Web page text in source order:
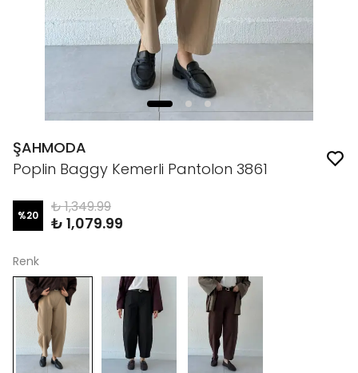
ŞAHMODA
Poplin Baggy Kemerli Pantolon 3861
%20 ₺ 1,349.99
₺ 1,079.99
Renk